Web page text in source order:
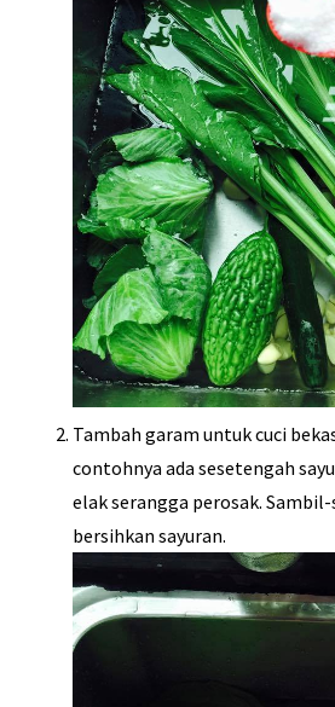
Tambah garam untuk cuci
contohnya ada sesetengah
elak serangga perosak.
bersihkan sayuran.